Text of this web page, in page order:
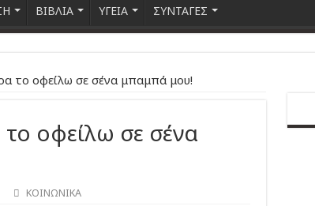
ΒΙΒΛΙΑ ΥΓΕΙΑ ΣΥΝΤΑΓΕΣ
το οφείλω σε σένα μπαμπά μου!
οφείλω σε σένα
ΚΟΙΝΩΝΙΚΑ